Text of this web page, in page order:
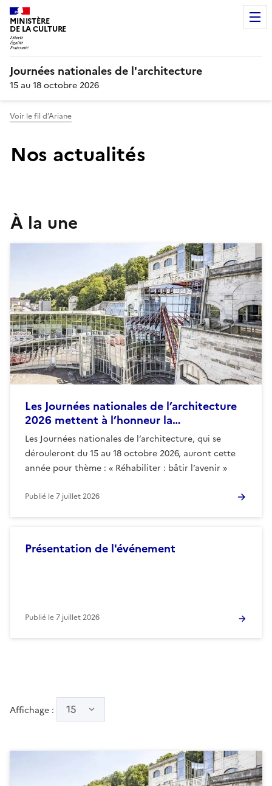
MINISTÈRE
DE LA CULTURE
Journées nationales de l'architecture
15 au 18 octobre 2026
Voir le fil d’Ariane
Nos actualités
À la une
Les Journées nationales de l’architecture
2026 mettent à l’honneur la…
Les Journées nationales de l’architecture, qui se
dérouleront du 15 au 18 octobre 2026, auront cette
année pour thème : « Réhabiliter : bâtir l’avenir »
Publié le7 juillet 2026
Présentation de l'événement
Publié le7 juillet 2026
Affichage : 15